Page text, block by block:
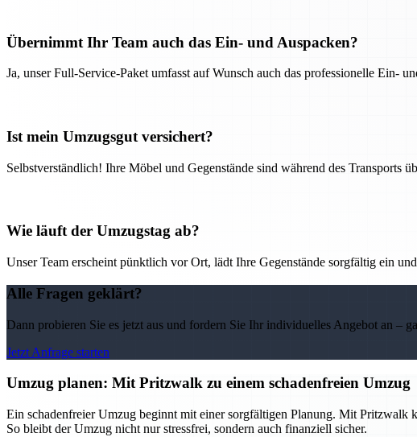
Übernimmt Ihr Team auch das Ein- und Auspacken?
Ja, unser Full-Service-Paket umfasst auf Wunsch auch das professionelle Ein-
Ist mein Umzugsgut versichert?
Selbstverständlich! Ihre Möbel und Gegenstände sind während des Transports
Wie läuft der Umzugstag ab?
Unser Team erscheint pünktlich vor Ort, lädt Ihre Gegenstände sorgfältig ein
Alle Fragen geklärt?
Dann probieren Sie es jetzt aus und fordern Sie Ihr individuelles Angebot an –
Jetzt Anfrage starten
Umzug planen: Mit Pritzwalk zu einem schadenfreien Umzug
Ein schadenfreier Umzug beginnt mit einer sorgfältigen Planung. Mit Pritzwalk
So bleibt der Umzug nicht nur stressfrei, sondern auch finanziell sicher.